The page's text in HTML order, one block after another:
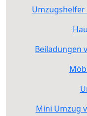
Umzugshelfer
Beiladungen
Mini Umzug